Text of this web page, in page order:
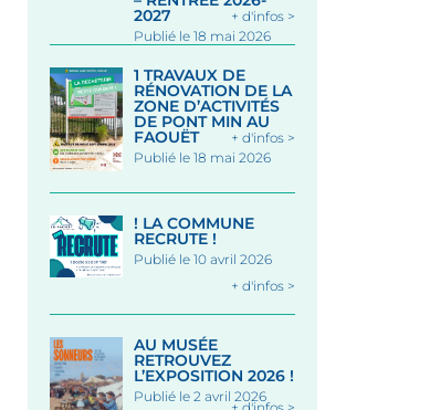
2027
Publié le 18 mai 2026
+ d'infos >
1 TRAVAUX DE
RÉNOVATION DE LA
ZONE D’ACTIVITÉS
DE PONT MIN AU
FAOUËT
Publié le 18 mai 2026
+ d'infos >
! LA COMMUNE
RECRUTE !
Publié le 10 avril 2026
+ d'infos >
AU MUSÉE
RETROUVEZ
L’EXPOSITION 2026 !
Publié le 2 avril 2026